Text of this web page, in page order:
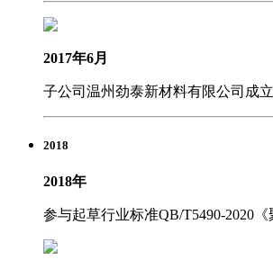
2017年6月
子公司温州劲泰新材料有限公司成立
2018
2018年
参与起草行业标准QB/T5490-2020